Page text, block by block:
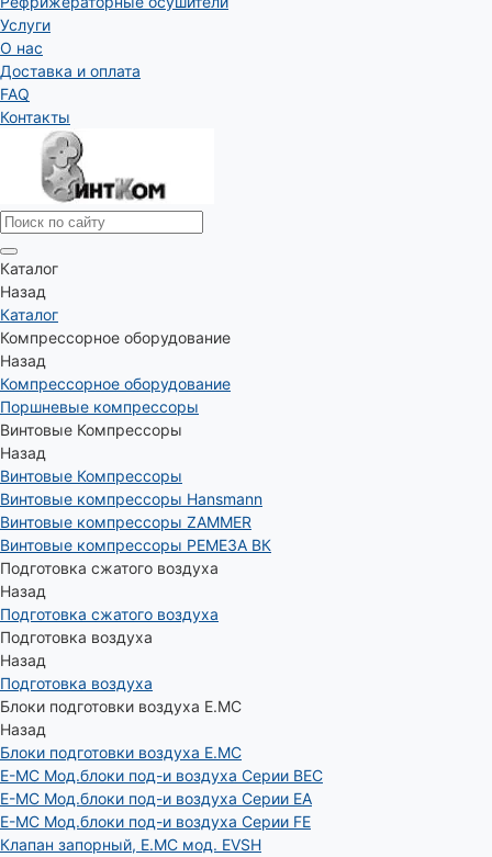
Услуги
О нас
Доставка и оплата
FAQ
Контакты
Каталог
Назад
Каталог
Компрессорное оборудование
Назад
Компрессорное оборудование
Поршневые компрессоры
Винтовые Компрессоры
Назад
Винтовые Компрессоры
Винтовые компрессоры Hansmann
Винтовые компрессоры ZAMMER
Винтовые компрессоры РЕМЕЗА ВК
Подготовка сжатого воздуха
Назад
Подготовка сжатого воздуха
Подготовка воздуха
Назад
Подготовка воздуха
Блоки подготовки воздуха E.MC
Назад
Блоки подготовки воздуха E.MC
E-MC Мод.блоки под-и воздуха Серии BEC
E-MC Мод.блоки под-и воздуха Серии EA
E-MC Мод.блоки под-и воздуха Серии FE
Клапан запорный, E.MC мод. EVSH